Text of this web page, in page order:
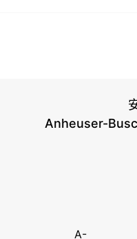
Anheuser-
A-